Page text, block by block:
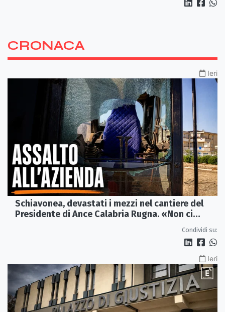
CRONACA
Ieri
Schiavonea, devastati i mezzi nel cantiere del
Presidente di Ance Calabria Rugna. «Non ci
Condividi su:
Ieri